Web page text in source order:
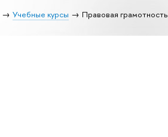
Учебные курсы Правовая грамотность